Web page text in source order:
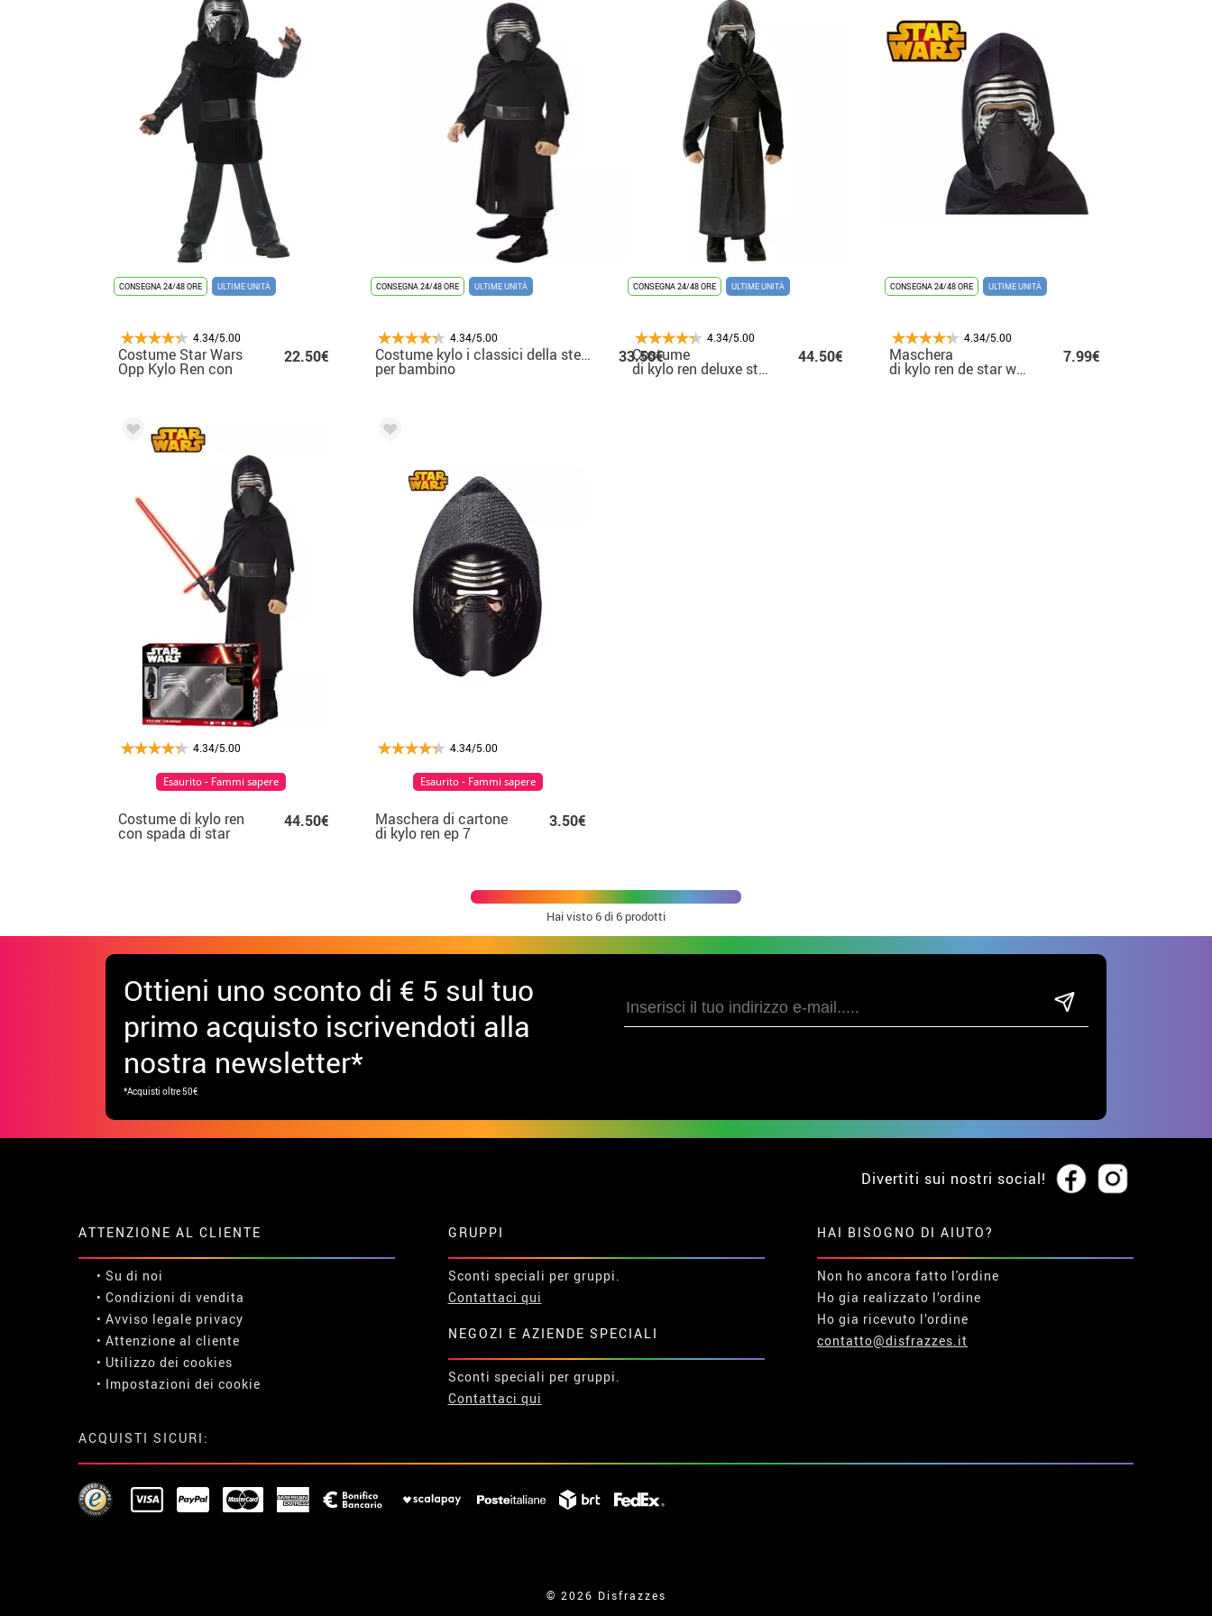
CONSEGNA 24/48 ORE ULTIME UNITÀ
4.34/5.00
Costume Star Wars
Opp Kylo Ren con
maschera per
22.50€
CONSEGNA 24/48 ORE ULTIME UNITÀ
4.34/5.00
Costume kylo i classici della stella guerre vii
per bambino
33.50€
CONSEGNA 24/48 ORE ULTIME UNITÀ
4.34/5.00
Costume
di kylo ren deluxe star wars vii
per ragazzo
44.50€
CONSEGNA 24/48 ORE ULTIME UNITÀ
4.34/5.00
Maschera
di kylo ren de star wars vii
per bambini
7.99€
4.34/5.00
Costume di kylo ren
con spada di star
wars vii per ragazzo
44.50€
Esaurito - Fammi sapere
4.34/5.00
Maschera di cartone
di kylo ren ep 7
di stella guerre
3.50€
Esaurito - Fammi sapere
Hai visto6di 6 prodotti
Ottieni uno sconto di € 5 sul tuo
primo acquisto iscrivendoti alla
nostra newsletter*
*Acquisti oltre 50€
Divertiti sui nostri social!
ATTENZIONE AL CLIENTE
• Su di noi
• Condizioni di vendita
• Avviso legale privacy
• Attenzione al cliente
• Utilizzo dei cookies
• Impostazioni dei cookie
GRUPPI
Sconti speciali per gruppi.
Contattaci qui
NEGOZI E AZIENDE SPECIALI
Sconti speciali per gruppi.
Contattaci qui
HAI BISOGNO DI AIUTO?
Non ho ancora fatto l'ordine
Ho gia realizzato l’ordine
Ho gia ricevuto l’ordine
contatto@disfrazzes.it
ACQUISTI SICURI:
© 2026 Disfrazzes